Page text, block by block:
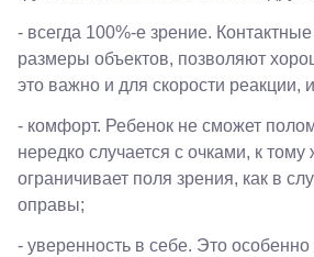
- всегда 100%-е зрение.
размеры объектов, позволяют
это важно и для скорости реакции,
- комфорт. Ребенок не сможет
нередко случается с очками, к тому
ограничивает поля зрения, как в
оправы;
- уверенность в себе. Это
ул.
Снежная
Москва, м.
Новочеремушкинская,
д. 17
Ессентуки, ул.
90
Екатерининская,